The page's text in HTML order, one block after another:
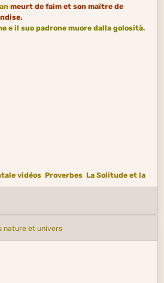
meurt de faim et son maître de
e il suo padrone muore dalla golosità.
vidéos Proverbes La Solitude et la
nature et univers